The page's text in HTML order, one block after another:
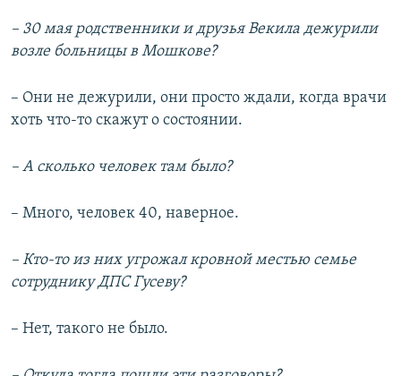
– 30 мая родственники и друзья Векила дежурили
возле больницы в Мошкове?
– Они не дежурили, они просто ждали, когда врачи
хоть что-то скажут о состоянии.
– А сколько человек там было?
– Много, человек 40, наверное.
– Кто-то из них угрожал кровной местью семье
сотруднику ДПС Гусеву?
– Нет, такого не было.